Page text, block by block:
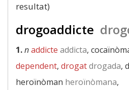
resultat)
drogoaddicte
1.naddicte addicta,
dependent, drogatdrogada,
heroïnòman heroïnòmana,